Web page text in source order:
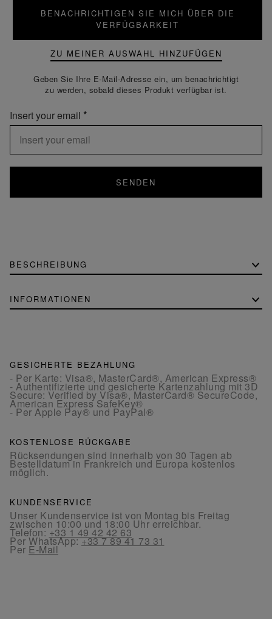
BENACHRICHTIGEN SIE MICH ÜBER DIE
VERFÜGBARKEIT
ZU MEINER AUSWAHL HINZUFÜGEN
Geben Sie Ihre E-Mail-Adresse ein, um benachrichtigt
zu werden, sobald dieses Produkt verfügbar ist.
Insert your email
SENDEN
BESCHREIBUNG
INFORMATIONEN
GESICHERTE BEZAHLUNG
- Per Karte: Visa®, MasterCard®, American Express®
- Authentifizierte und gesicherte Kartenzahlung mit 3D
Secure: Verified by Visa®, MasterCard® SecureCode,
American Express SafeKey®
- Per Apple Pay® und PayPal®
KOSTENLOSE RÜCKGABE
Rücksendungen sind innerhalb von 30 Tagen ab
Bestelldatum in Frankreich und Europa kostenlos
möglich.
KUNDENSERVICE
Unser Kundenservice ist von Montag bis Freitag
zwischen 10:00 und 18:00 Uhr erreichbar.
Telefon:+33 1 49 42 42 63
Per WhatsApp:+33 7 89 41 73 31
Per E-Mail